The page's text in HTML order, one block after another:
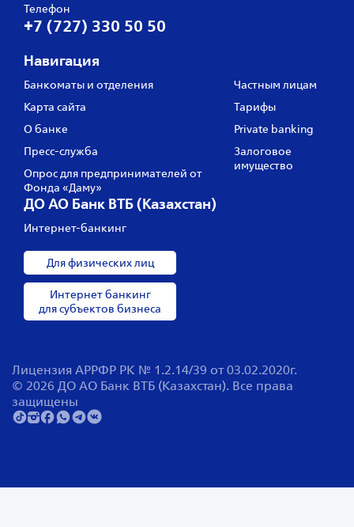
Телефон
+7 (727) 330 50 50
Навигация
Банкоматы и отделения
Карта сайта
О банке
Пресс‑служба
Опрос для предпринимателей от
Фонда «Даму»
Частным лицам
Тарифы
Private banking
Залоговое
имущество
ДО АО Банк ВТБ (Казахстан)
Интернет-банкинг
Для физических лиц
Интернет банкинг
для субъектов бизнеса
Лицензия АРРФР РК № 1.2.14/39 от 03.02.2020г.
© 2026 ДО АО Банк ВТБ (Казахстан). Все права
защищены